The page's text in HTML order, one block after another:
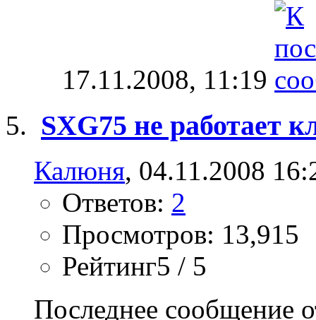
17.11.2008, 11:19
SXG75 не работает
Калюня, 04.11.2008
Ответов: 2
Просмотров: 13,915
Рейтинг5 / 5
Последнее сообщение